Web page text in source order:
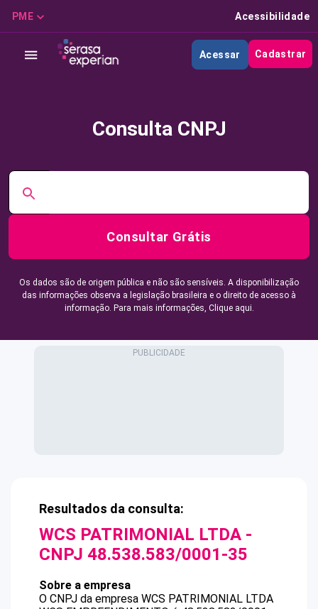
PME Acessibilidade
Acessar Cadastrar
Consulta CNPJ
Consultar Grátis
Os dados são de origem pública e não são sensíveis. A disponibilização
das informações observa a legislação brasileira e o direito de acesso à
informação. Para mais informações, Clique aqui.
Resultados da consulta:
WCS PATRIMONIAL LTDA -
CNPJ 48.538.583/0001-35
Sobre a empresa
O CNPJ da empresa WCS PATRIMONIAL LTDA